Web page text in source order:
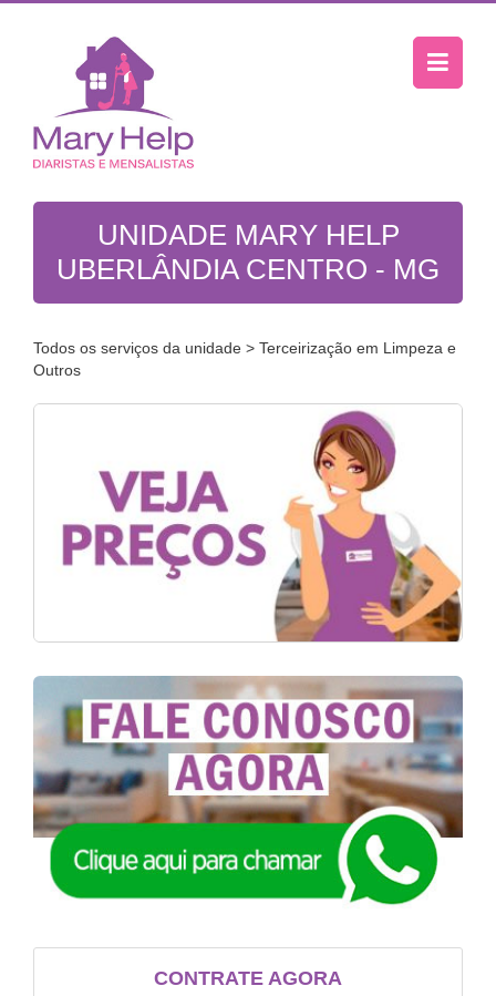
UNIDADE MARY HELP
UBERLÂNDIA CENTRO - MG
Todos os serviços da unidade > Terceirização em Limpeza e
Outros
CONTRATE AGORA